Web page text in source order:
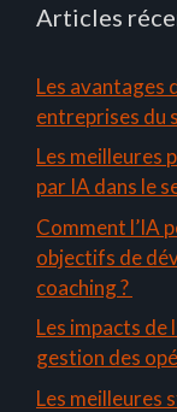
Articles
Les avantages
entreprises du
Les meilleures
par IA dans le
Comment l’IA
objectifs de
coaching ?
Les impacts de
gestion des
Les meilleures